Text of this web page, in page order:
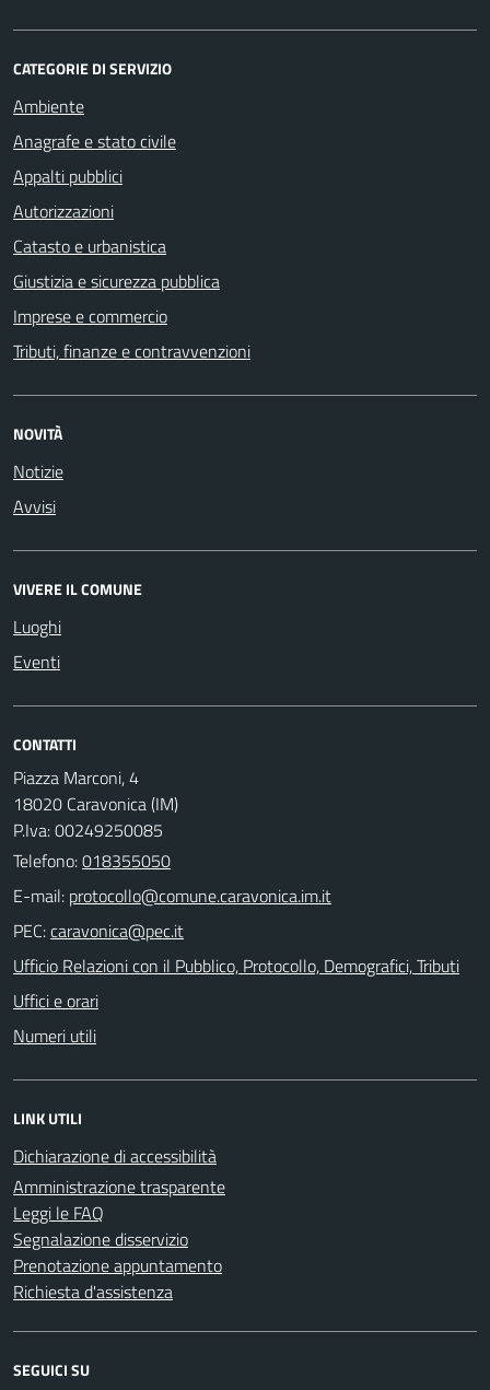
CATEGORIE DI SERVIZIO
Ambiente
Anagrafe e stato civile
Appalti pubblici
Autorizzazioni
Catasto e urbanistica
Giustizia e sicurezza pubblica
Imprese e commercio
Tributi, finanze e contravvenzioni
NOVITÀ
Notizie
Avvisi
VIVERE IL COMUNE
Luoghi
Eventi
CONTATTI
Piazza Marconi, 4
18020 Caravonica (IM)
P.Iva: 00249250085
Telefono:018355050
E-mail:
PEC:
Ufficio Relazioni con il Pubblico, Protocollo, Demografici, Tributi
Uffici e orari
Numeri utili
LINK UTILI
Dichiarazione di accessibilità
Amministrazione trasparente
Leggi le FAQ
Segnalazione disservizio
Prenotazione appuntamento
Richiesta d'assistenza
SEGUICI SU